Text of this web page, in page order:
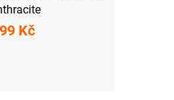
Kč